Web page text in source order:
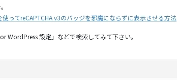
ってreCAPTCHA v3のバッジを邪魔にならずに表示させる方法
WordPress 設定」などで検索してみて下さい。